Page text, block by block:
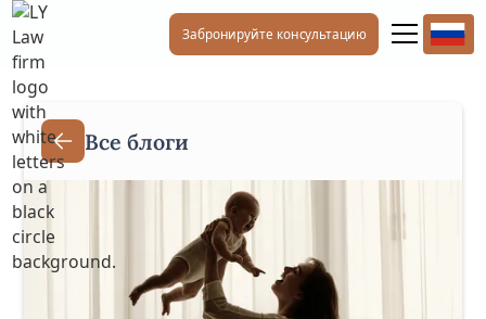
Забронируйте консультацию
Все блоги